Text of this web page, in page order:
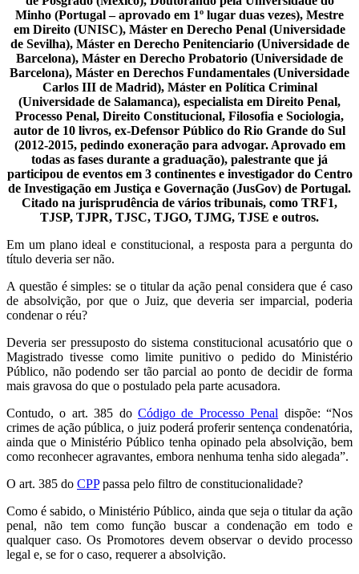
Minho (Portugal – aprovado em 1º lugar duas vezes), Mestre
em Direito (UNISC), Máster en Derecho Penal (Universidade
de Sevilha), Máster en Derecho Penitenciario (Universidade de
Barcelona), Máster en Derecho Probatorio (Universidade de
Barcelona), Máster en Derechos Fundamentales (Universidade
Carlos III de Madrid), Máster en Política Criminal
(Universidade de Salamanca), especialista em Direito Penal,
Processo Penal, Direito Constitucional, Filosofia e Sociologia,
autor de 10 livros, ex-Defensor Público do Rio Grande do Sul
(2012-2015, pedindo exoneração para advogar. Aprovado em
todas as fases durante a graduação), palestrante que já
participou de eventos em 3 continentes e investigador do Centro
de Investigação em Justiça e Governação (JusGov) de Portugal.
Citado na jurisprudência de vários tribunais, como TRF1,
TJSP, TJPR, TJSC, TJGO, TJMG, TJSE e outros.
Em um plano ideal e constitucional, a resposta para a pergunta do
título deveria ser não.
A questão é simples: se o titular da ação penal considera que é caso
de absolvição, por que o Juiz, que deveria ser imparcial, poderia
condenar o réu?
Deveria ser pressuposto do sistema constitucional acusatório que o
Magistrado tivesse como limite punitivo o pedido do Ministério
Público, não podendo ser tão parcial ao ponto de decidir de forma
mais gravosa do que o postulado pela parte acusadora.
Contudo, o art. 385 do Código de Processo Penal dispõe: “Nos
crimes de ação pública, o juiz poderá proferir sentença condenatória,
ainda que o Ministério Público tenha opinado pela absolvição, bem
como reconhecer agravantes, embora nenhuma tenha sido alegada”.
O art. 385 do CPPpassa pelo filtro de constitucionalidade?
Como é sabido, o Ministério Público, ainda que seja o titular da ação
penal, não tem como função buscar a condenação em todo e
qualquer caso. Os Promotores devem observar o devido processo
legal e, se for o caso, requerer a absolvição.